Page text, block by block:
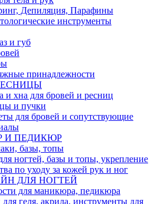
Депиляция, Парафины
инструменты
и губ
принадлежности
и хна для бровей и ресниц
и пучки
для бровей и сопутствующие
И ПЕДИКЮР
базы, топы
ногтей, базы и топы, укрепление
по уходу за кожей рук и ног
ДЛЯ НОГТЕЙ
для маникюра, педикюра
геля, акрила, инструменты для